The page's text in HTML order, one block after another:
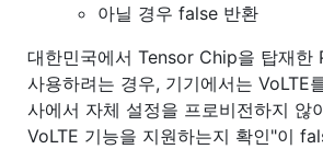
아닐 경우 false 반환
대한민국에서 Tensor Chip을 탑재한
사용하려는 경우, 기기에서는 VoLTE
사에서 자체 설정을 프로비전하지 않
VoLTE 기능을 지원하는지 확인"이